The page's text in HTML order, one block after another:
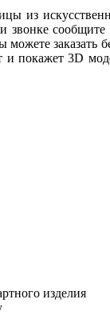
из
звонке
заказать
и покажет 3D
изделия